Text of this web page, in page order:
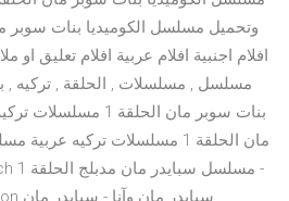
مسلسل , مسلسلات , الحلقة , تركيه ,
بنات سوبر مان
مان الحلقة 1 مسلسلات تركيه